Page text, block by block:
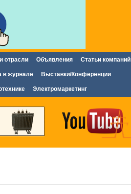
отрасли Объявления Статьи компаний
в журнале Выставки/Конференции
Электромаркетинг